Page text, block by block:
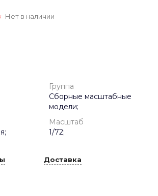
Нет в наличии
Группа
Сборные масштабные
модели;
Масштаб
1/72;
Доставка